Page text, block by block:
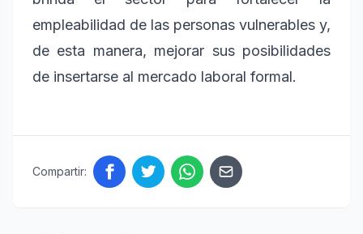
empleabilidad de las personas vulnerables y,
de esta manera, mejorar sus posibilidades
de insertarse al mercado laboral formal.
Compartir: